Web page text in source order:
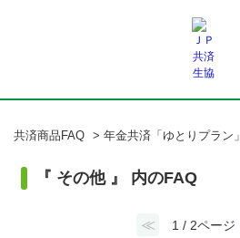
共済商品FAQ > 年金共済「ゆとりプラン」
『 その他 』 内のFAQ
≪ 1 / 2ページ